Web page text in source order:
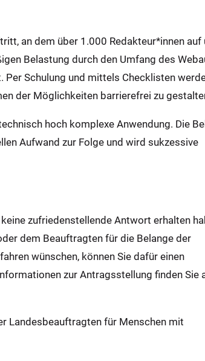
an dem über 1.000 Redakteur*innen auf
Belastung durch den Umfang des
Schulung und mittels Checklisten
der Möglichkeiten barrierefrei zu
hoch komplexe Anwendung. Die
Aufwand zur Folge und wird sukzessive
zufriedenstellende Antwort erhalten
dem Beauftragten für die Belange der
wünschen, können Sie dafür einen
zur Antragsstellung finden Sie
Landesbeauftragten für Men­schen mit